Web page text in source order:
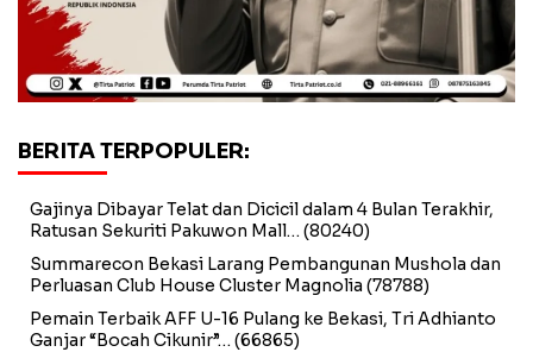
BERITA TERPOPULER:
Gajinya Dibayar Telat dan Dicicil dalam 4 Bulan Terakhir,
Ratusan Sekuriti Pakuwon Mall… (80240)
Summarecon Bekasi Larang Pembangunan Mushola dan
Perluasan Club House Cluster Magnolia (78788)
Pemain Terbaik AFF U-16 Pulang ke Bekasi, Tri Adhianto
Ganjar “Bocah Cikunir”… (66865)